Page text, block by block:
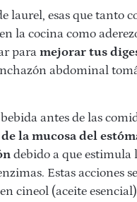
laurel, esas que tanto
la cocina como
para mejorar tus
abdominal
antes de las
la mucosa del
debido a que estimula
Estas acciones
cineol (aceite